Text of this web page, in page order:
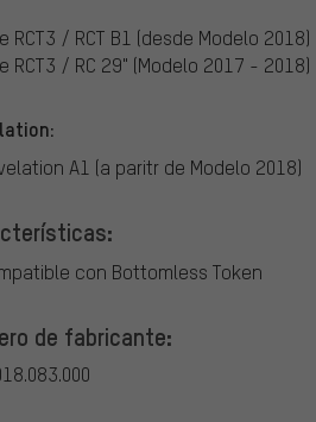
RCT3 / RCT B1 (desde Modelo 2018)
RCT3 / RC 29" (Modelo 2017 - 2018)
A1 (a paritr de Modelo 2018)
con Bottomless Token
de fabricante: